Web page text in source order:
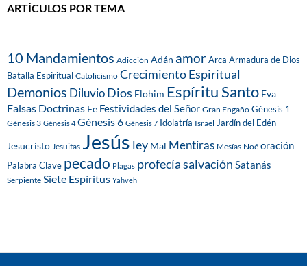
ARTÍCULOS POR TEMA
10 Mandamientos Adicción Adán amorArca Armadura de Dios
Batalla Espiritual Catolicismo Crecimiento Espiritual
Demonios DiluvioDios Elohim Espíritu Santo Eva
Falsas Doctrinas Fe Festividades del Señor Gran Engaño Génesis 1
Génesis 3 Génesis 4 Génesis 6 Génesis 7 Idolatría Israel Jardín del Edén
Jesucristo Jesuitas Jesús ley Mal Mentiras Mesías Noé oración
Palabra Clave pecado Plagas profecíasalvación Satanás
Serpiente Siete Espíritus Yahveh